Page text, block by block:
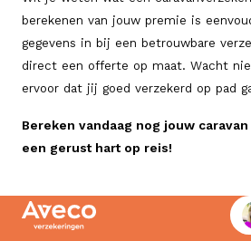
berekenen van jouw premie is
gegevens in bij een betrouwbare
direct een offerte op maat. Wacht
ervoor dat jij goed verzekerd op pad
Bereken vandaag nog jouw
een gerust hart op reis!